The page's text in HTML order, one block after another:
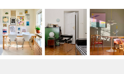
Sofas
Sessel
Loungesessel